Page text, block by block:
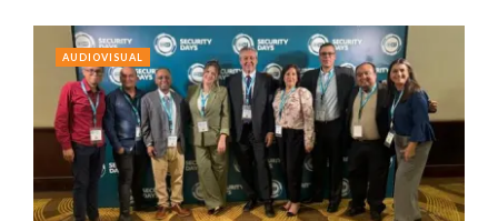
AUDIOVISUAL